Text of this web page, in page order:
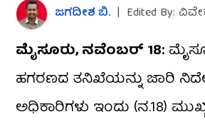
ಜಗದೀಶ ಬಿ. | Edited By:
ಮೈಸೂರು, ನವೆಂಬರ್​ 18:
ಹಗರಣದ ತನಿಖೆಯನ್ನು ಜಾರಿ
ಅಧಿಕಾರಿಗಳು ಇಂದು (ನ.18)